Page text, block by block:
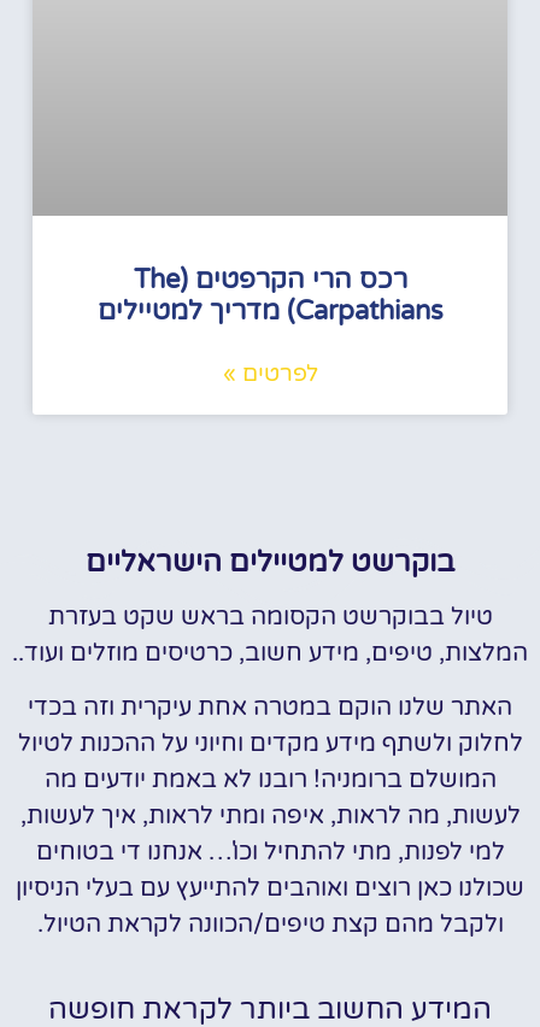
רכס הרי הקרפטים (The
Carpathians) מדריך למטיילים
לפרטים »
בוקרשט למטיילים הישראליים
טיול בבוקרשט הקסומה בראש שקט בעזרת
המלצות, טיפים, מידע חשוב, כרטיסים מוזלים ועוד..
האתר שלנו הוקם במטרה אחת עיקרית וזה בכדי
לחלוק ולשתף מידע מקדים וחיוני על ההכנות לטיול
המושלם ברומניה! רובנו לא באמת יודעים מה
לעשות, מה לראות, איפה ומתי לראות, איך לעשות,
למי לפנות, מתי להתחיל וכו'… אנחנו די בטוחים
שכולנו כאן רוצים ואוהבים להתייעץ עם בעלי הניסיון
ולקבל מהם קצת טיפים/הכוונה לקראת הטיול.
המידע החשוב ביותר לקראת חופשה